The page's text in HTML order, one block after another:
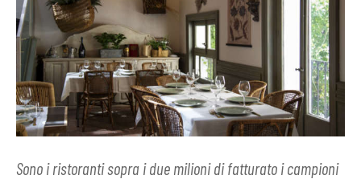
Sono i ristoranti sopra i due milioni di fatturato i campioni